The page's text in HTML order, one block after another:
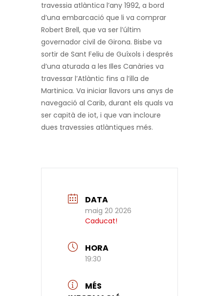
travessia atlàntica l’any 1992, a bord
d’una embarcació que li va comprar
Robert Brell, que va ser l’últim
governador civil de Girona. Bisbe va
sortir de Sant Feliu de Guíxols i després
d’una aturada a les Illes Canàries va
travessar l’Atlàntic fins a l’illa de
Martinica. Va iniciar llavors uns anys de
navegació al Carib, durant els quals va
ser capità de iot, i que van incloure
dues travessies atlàntiques més.
DATA
maig 20 2026
Caducat!
HORA
19:30
MÉS